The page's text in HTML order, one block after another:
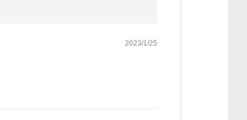
2023/1/25